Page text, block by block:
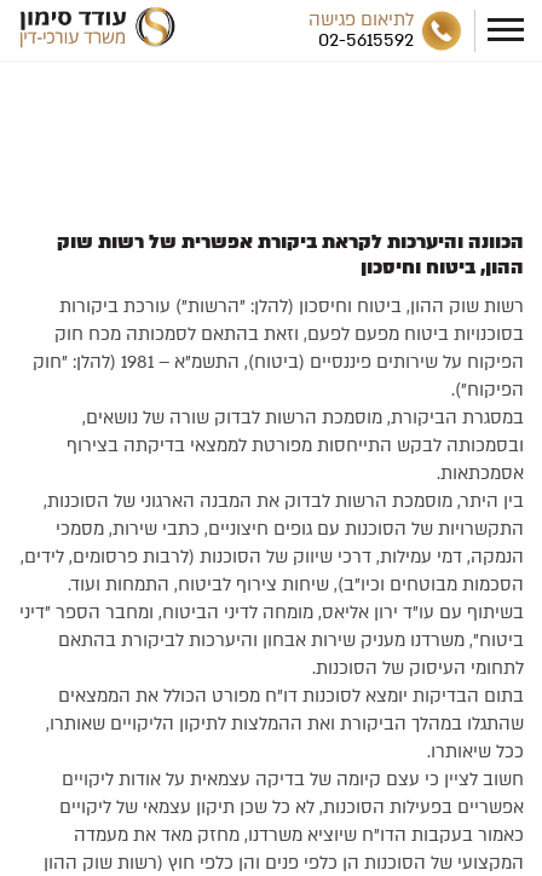
לתיאום פגישה
02-5615592
הכוונה והיערכות לקראת ביקורת אפשרית של רשות שוק
ההון, ביטוח וחיסכון
רשות שוק ההון, ביטוח וחיסכון (להלן: "הרשות") עורכת ביקורות
בסוכנויות ביטוח מפעם לפעם, וזאת בהתאם לסמכותה מכח חוק
הפיקוח על שירותים פיננסיים (ביטוח), התשמ"א – 1981 (להלן: "חוק
הפיקוח").
במסגרת הביקורת, מוסמכת הרשות לבדוק שורה של נושאים,
ובסמכותה לבקש התייחסות מפורטת לממצאי בדיקתה בצירוף
אסמכתאות.
בין היתר, מוסמכת הרשות לבדוק את המבנה הארגוני של הסוכנות,
התקשרויות של הסוכנות עם גופים חיצוניים, כתבי שירות, מסמכי
הנמקה, דמי עמילות, דרכי שיווק של הסוכנות (לרבות פרסומים, לידים,
הסכמות מבוטחים וכיו"ב), שיחות צירוף לביטוח, התמחות ועוד.
בשיתוף עם עו"ד ירון אליאס, מומחה לדיני הביטוח, ומחבר הספר "דיני
ביטוח", משרדנו מעניק שירות אבחון והיערכות לביקורת בהתאם
לתחומי העיסוק של הסוכנות.
בתום הבדיקות יומצא לסוכנות דו"ח מפורט הכולל את הממצאים
שהתגלו במהלך הביקורת ואת ההמלצות לתיקון הליקויים שאותרו,
ככל שיאותרו.
חשוב לציין כי עצם קיומה של בדיקה עצמאית על אודות ליקויים
אפשריים בפעילות הסוכנות, לא כל שכן תיקון עצמאי של ליקויים
כאמור בעקבות הדו"ח שיוציא משרדנו, מחזק מאד את מעמדה
המקצועי של הסוכנות הן כלפי פנים והן כלפי חוץ (רשות שוק ההון